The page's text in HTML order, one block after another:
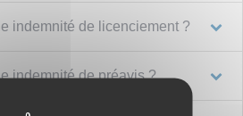
indemnité de licenciement ?
indemnité de préavis ?